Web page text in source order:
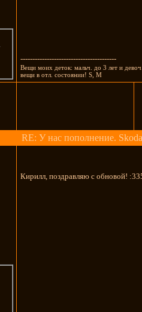
----------------------------------------
Вещи моих деток: мальч. до 3 лет и
вещи в отл. состоянии! S, M
RE: У нас пополнение.
Кирилл, поздравляю с обновой!